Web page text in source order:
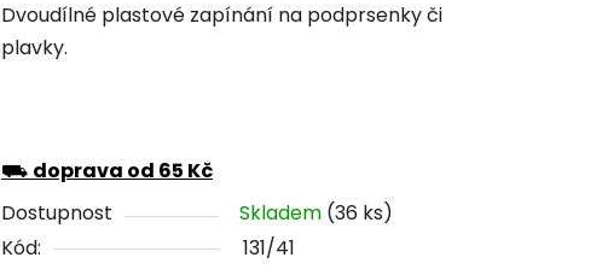
produktu
je
hvězdiček.
Dvoudílné plastové zapínání na podprsenky či
plavky.
⛟ doprava od 65 Kč
Dostupnost
Skladem (36 ks)
Kód:
131/41